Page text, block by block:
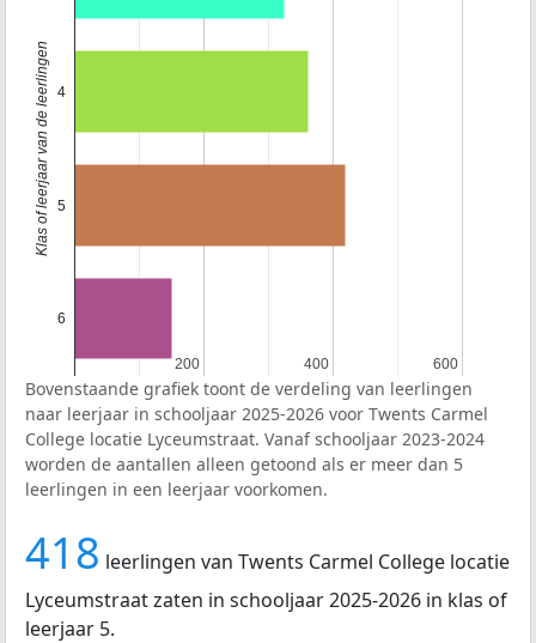
200
200 400
400 600
600
4
5
6
Klas of leerjaar van de leerlingen
Bovenstaande grafiek toont de verdeling van leerlingen
naar leerjaar in schooljaar 2025-2026 voor Twents Carmel
College locatie Lyceumstraat. Vanaf schooljaar 2023-2024
worden de aantallen alleen getoond als er meer dan 5
leerlingen in een leerjaar voorkomen.
418 leerlingen van Twents Carmel College locatie
Lyceumstraat zaten in schooljaar 2025-2026 in klas of
leerjaar 5.